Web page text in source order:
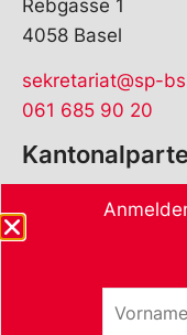
Rebgasse 1
4058 Basel
sekretariat@sp-
061 685 90 20